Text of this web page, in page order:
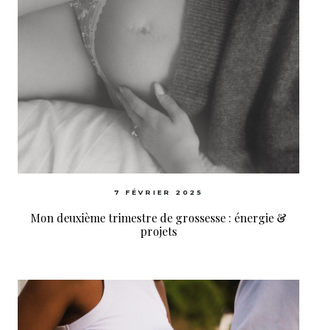
7 FÉVRIER 2025
Mon deuxième trimestre de grossesse : énergie &
projets